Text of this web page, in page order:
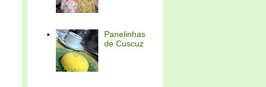
Panelinhas
de Cuscuz